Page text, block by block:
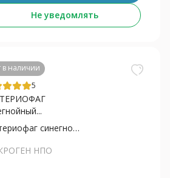
Не уведомлять
в наличии
5
Бактериофаг синегнойной палочки
НПО